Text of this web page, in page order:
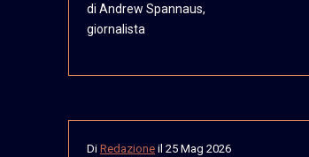
di Andrew Spannaus,
giornalista
Di Redazione il 25 Mag 2026